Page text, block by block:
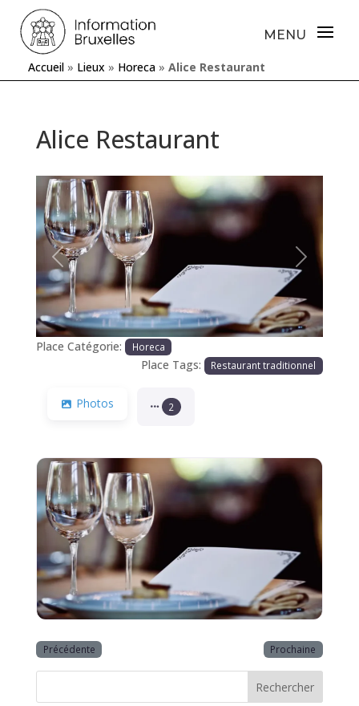
Accueil » Lieux » Horeca » Alice Restaurant
Alice Restaurant
Précédente Prochaine
Place Catégorie: Horeca
Place Tags: Restaurant traditionnel
Photos 2
Précédente Prochaine
Rechercher